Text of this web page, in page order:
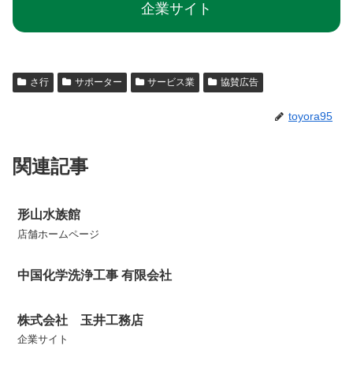
企業サイト
さ行 サポーター サービス業 協賛広告
toyora95
関連記事
形山水族館
店舗ホームページ
中国化学洗浄工事 有限会社
株式会社 玉井工務店
企業サイト